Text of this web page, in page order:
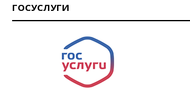
ГОСУСЛУГИ